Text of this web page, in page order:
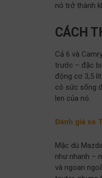
nó trở thành
CÁCH
Cả 6 và
trước – đặc
động cơ 3,5
có sức sống
len của nó.
Đánh giá xe
Mặc dù
như nhanh –
và ngoan